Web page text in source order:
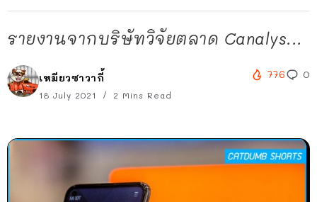
รายงานจากบริษัทวิจัยตลาด Canalys...
เหมียวซาวากี้
18 July 2021 2 Mins Read
776 0